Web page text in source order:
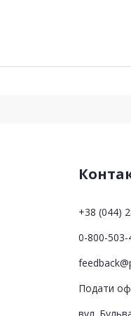
+38 (044)
0-800-503-
Подати